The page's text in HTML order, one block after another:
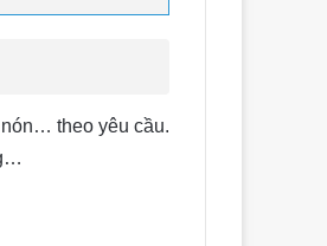
nón… theo yêu cầu.